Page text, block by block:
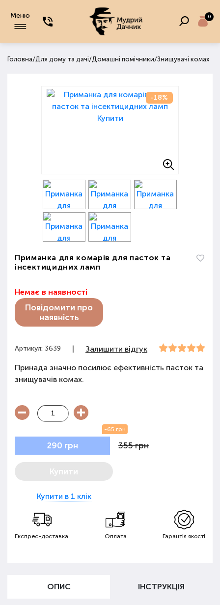
Меню 0
Головна/Для дому та дачі/Домашні помічники/Знищувачі комах
-18%
Приманка для комарів для пасток та
інсектицидних ламп
Немає в наявності
Повідомити про
наявність
Артикул: 3639
Залишити відгук
Принада значно посилює ефективність пасток та
знищувачів комах.
290 грн
-65 грн
355 грн
Купити
Купити в 1 клік
Експрес-доставка Оплата Гарантія якості
ОПИС ІНСТРУКЦІЯ